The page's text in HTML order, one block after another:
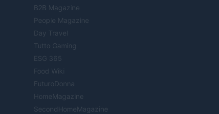
B2B Magazine
People Magazine
Day Travel
Tutto Gaming
ESG 365
Food Wiki
FuturoDonna
HomeMagazine
SecondHomeMagazine